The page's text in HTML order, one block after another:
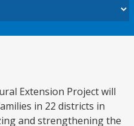
Extension Project will
in 22 districts in
and strengthening the